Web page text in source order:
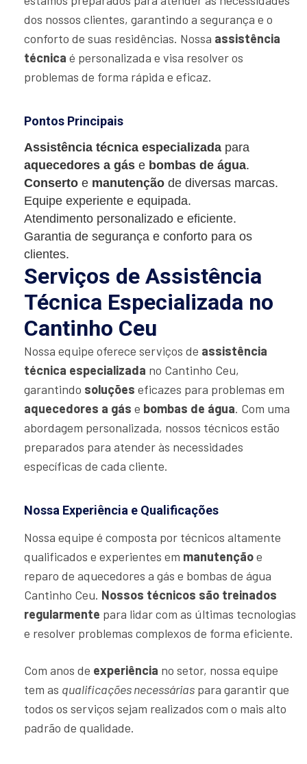
dos nossos clientes, garantindo a segurança e o
conforto de suas residências. Nossa assistência
técnica é personalizada e visa resolver os
problemas de forma rápida e eficaz.
Pontos Principais
Assistência técnica especializada para
aquecedores a gás e bombas de água.
Conserto e manutenção de diversas marcas.
Equipe experiente e equipada.
Atendimento personalizado e eficiente.
Garantia de segurança e conforto para os
clientes.
Serviços de Assistência
Técnica Especializada no
Cantinho Ceu
Nossa equipe oferece serviços de assistência
técnica especializada no Cantinho Ceu,
garantindo soluções eficazes para problemas em
aquecedores a gás e bombas de água. Com uma
abordagem personalizada, nossos técnicos estão
preparados para atender às necessidades
específicas de cada cliente.
Nossa Experiência e Qualificações
Nossa equipe é composta por técnicos altamente
qualificados e experientes em manutençãoe
reparo de aquecedores a gás e bombas de água
Cantinho Ceu. Nossos técnicos são treinados
regularmente para lidar com as últimas tecnologias
e resolver problemas complexos de forma eficiente.
Com anos de experiência no setor, nossa equipe
tem as qualificações necessárias para garantir que
todos os serviços sejam realizados com o mais alto
padrão de qualidade.